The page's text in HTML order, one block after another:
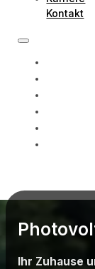
Kontakt
Ihr Zuhause